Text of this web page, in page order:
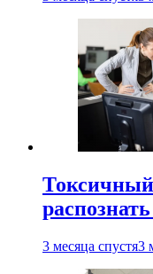
3 месяца спустя3